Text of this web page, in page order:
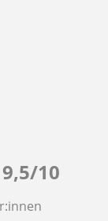
9,5/10